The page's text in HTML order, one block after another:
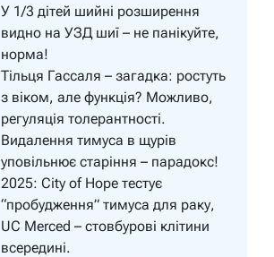
У 1/3 дітей шийні розширення
видно на УЗД шиї – не панікуйте,
норма!
Тільця Гассаля – загадка: ростуть
з віком, але функція? Можливо,
регуляція толерантності.
Видалення тимуса в щурів
уповільнює старіння – парадокс!
2025: City of Hope тестує
“пробудження” тимуса для раку,
UC Merced – стовбурові клітини
всередині.